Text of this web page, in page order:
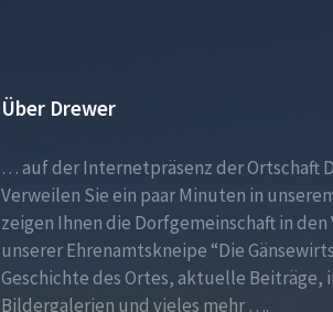
Über Drewer
… auf der Internetpräsenz der Ortschaft
Verweilen Sie ein paar Minuten in
zeigen Ihnen die Dorfgemeinschaft in den
unserer Ehrenamtskneipe “Die
Geschichte des Ortes, aktuelle Beiträge,
Bildergalerien und vieles mehr ….